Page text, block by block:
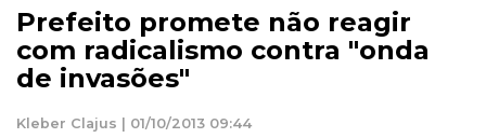
Prefeito promete não reagir
com radicalismo contra "onda
de invasões"
Kleber Clajus | 01/10/2013 09:44